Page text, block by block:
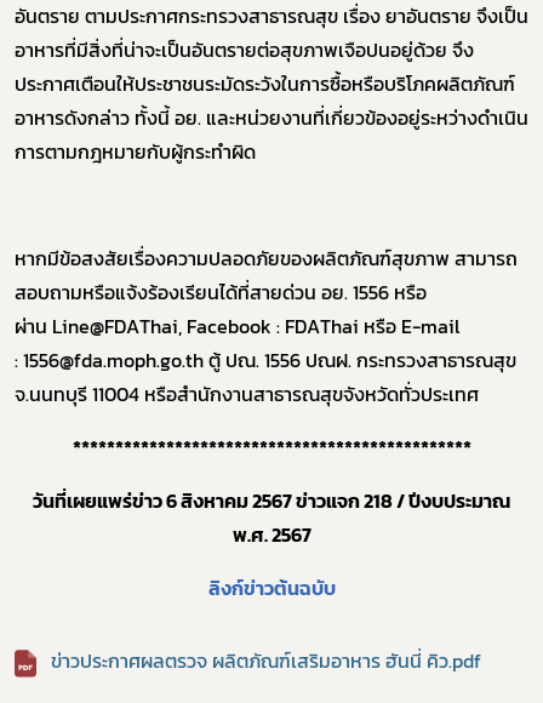
อันตราย ตามประกาศกระทรวงสาธารณสุข เรื่อง ยาอันตราย จึงเป็น
อาหารที่มีสิ่งที่น่าจะเป็นอันตรายต่อสุขภาพเจือปนอยู่ด้วย จึง
ประกาศเตือนให้ประชาชนระมัดระวังในการซื้อหรือบริโภคผลิตภัณฑ์
อาหารดังกล่าว ทั้งนี้ อย. และหน่วยงานที่เกี่ยวข้องอยู่ระหว่างดำเนิน
การตามกฎหมายกับผู้กระทำผิด
หากมีข้อสงสัยเรื่องความปลอดภัยของผลิตภัณฑ์สุขภาพ สามารถ
สอบถามหรือแจ้งร้องเรียนได้ที่สายด่วน อย. 1556 หรือ
ผ่าน Line@FDAThai, Facebook : FDAThai หรือ E-mail
:1556@fda.moph.go.thตู้ ปณ. 1556 ปณฝ. กระทรวงสาธารณสุข
จ.นนทบุรี 11004 หรือสำนักงานสาธารณสุขจังหวัดทั่วประเทศ
***********************************************
วันที่เผยแพร่ข่าว6สิงหาคม 2567 ข่าวแจก218/ ปีงบประมาณ
พ.ศ. 2567
ลิงก์ข่าวต้นฉบับ
ข่าวประกาศผลตรวจ ผลิตภัณฑ์เสริมอาหาร ฮันนี่ คิว.pdf
เลือกหัวข้อที่ท่านต้องการ Subscribe
ร้องเรียนเครื่องสำอางค์